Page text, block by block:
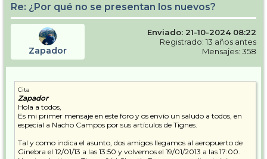
Re: ¿Por qué no se presentan los nuevos?
Zapador
Enviado: 21-10-2024 08:22
Registrado: 13 años antes
Mensajes: 358
Cita
Zapador
Hola a todos,
Es mi primer mensaje en este foro y os envío un saludo a todos, en
especial a Nacho Campos por sus artículos de Tignes.
Tal y como indica el asunto, dos amigos llegamos al aeropuerto de
Ginebra el 12/01/13 a las 13:50 y volvemos el 19/01/2013 a las 17:00.